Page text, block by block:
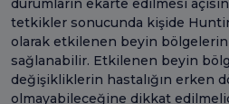
durumların ekarte edilmesi
tetkikler sonucunda kişide
olarak etkilenen beyin
sağlanabilir. Etkilenen beyin
değişikliklerin hastalığın erken
olmayabileceğine dikkat